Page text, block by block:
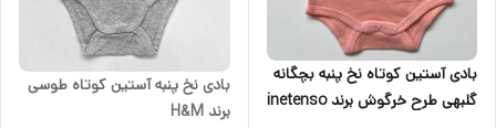
بادی آستین کوتاه نخ پنبه بچگانه
گلبهی طرح خرگوش برند inetenso
بادی نخ پنبه آستین کوتاه طوسی
برند H&M